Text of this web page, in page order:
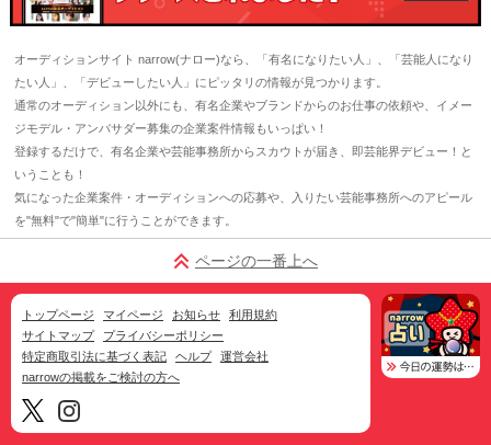
オーディションサイト narrow(ナロー)なら、「有名になりたい人」、「芸能人になり
たい人」、「デビューしたい人」にピッタリの情報が見つかります。
通常のオーディション以外にも、有名企業やブランドからのお仕事の依頼や、イメー
ジモデル・アンバサダー募集の企業案件情報もいっぱい！
登録するだけで、有名企業や芸能事務所からスカウトが届き、即芸能界デビュー！と
いうことも！
気になった企業案件・オーディションへの応募や、入りたい芸能事務所へのアピール
を"無料"で"簡単"に行うことができます。
ページの一番上へ
トップページ マイページ お知らせ
利用規約
サイトマップ
プライバシーポリシー
特定商取引法に基づく表記
ヘルプ
運営会社
narrowの掲載をご検討の方へ